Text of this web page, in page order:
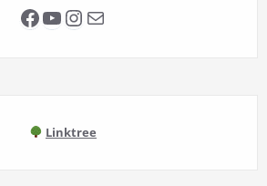
Facebook
YouTube
Instagram
E-mail
Linktree